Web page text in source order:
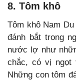
8. Tôm khô
Tôm khô Nam
đánh bắt trong
nước lợ như
chắc, có vị ngọt
Những con tôm